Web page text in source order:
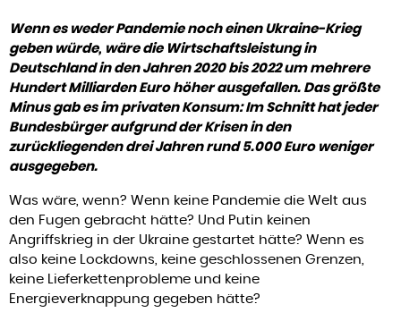
Wenn es weder Pandemie noch einen Ukraine-Krieg
geben würde, wäre die Wirtschaftsleistung in
Deutschland in den Jahren 2020 bis 2022 um mehrere
Hundert Milliarden Euro höher ausgefallen. Das größte
Minus gab es im privaten Konsum: Im Schnitt hat jeder
Bundesbürger aufgrund der Krisen in den
zurückliegenden drei Jahren rund 5.000 Euro weniger
ausgegeben.
Was wäre, wenn? Wenn keine Pandemie die Welt aus
den Fugen gebracht hätte? Und Putin keinen
Angriffskrieg in der Ukraine gestartet hätte? Wenn es
also keine Lockdowns, keine geschlossenen Grenzen,
keine Lieferkettenprobleme und keine
Energieverknappung gegeben hätte?